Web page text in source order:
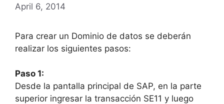
April 6, 2014
Para crear un Dominio de datos se deberán
realizar los siguientes pasos:
Paso 1:
Desde la pantalla principal de SAP, en la parte
superior ingresar la transacción SE11 y luego